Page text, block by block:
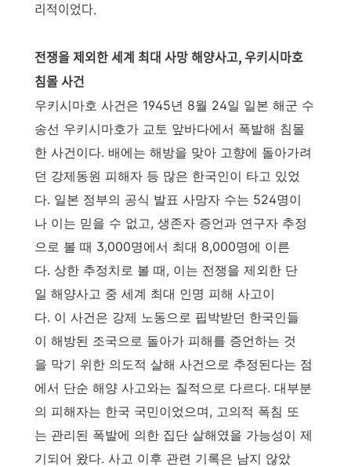
리적이었다.
전쟁을 제외한 세계 최대 사망 해양사고, 우키시마호
침몰 사건
우키시마호 사건은 1945년 8월 24일 일본 해군 수
송선 우키시마호가 교토 앞바다에서 폭발해 침몰
한 사건이다. 배에는 해방을 맞아 고향에 돌아가려
던 강제동원 피해자 등 많은 한국인이 타고 있었
다. 일본 정부의 공식 발표 사망자 수는 524명이
나 이는 믿을 수 없고, 생존자 증언과 연구자 추정
으로 볼 때 3,000명에서 최대 8,000명에 이른
다. 상한 추정치로 볼 때, 이는 전쟁을 제외한 단
일 해양사고 중 세계 최대 인명 피해 사고이
다. 이 사건은 강제 노동으로 핍박받던 한국인들
이 해방된 조국으로 돌아가 피해를 증언하는 것
을 막기 위한 의도적 살해 사건으로 추정된다는 점
에서 단순 해양 사고와는 질적으로 다르다. 대부분
의 피해자는 한국 국민이었으며, 고의적 폭침 또
는 관리된 폭발에 의한 집단 살해였을 가능성이 제
기되어 왔다. 사고 이후 관련 기록은 남지 않았